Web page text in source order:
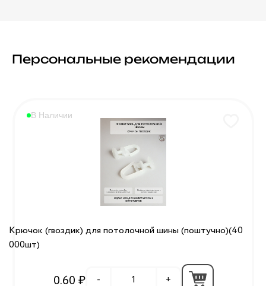
Персональные рекомендации
Крючок (гвоздик) для потолочной шины (поштучно)(40
000шт)
В Наличии
0.60 ₽ - +